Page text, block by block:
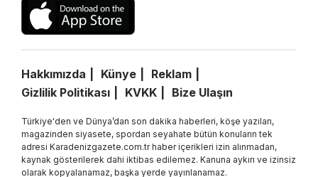
Hakkımızda Künye
Reklam
Gizlilik Politikası
KVKK Bize Ulaşın
Türkiye'den ve Dünya’dan son dakika haberleri, köşe yazıları,
magazinden siyasete, spordan seyahate bütün konuların tek
adresi Karadenizgazete.com.tr haber içerikleri izin alınmadan,
kaynak gösterilerek dahi iktibas edilemez. Kanuna aykırı ve izinsiz
olarak kopyalanamaz, başka yerde yayınlanamaz.